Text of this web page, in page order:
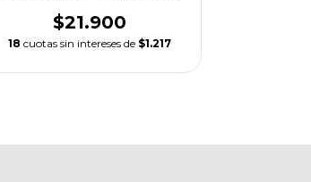
$21.900
18 cuotas sin intereses de $1.217